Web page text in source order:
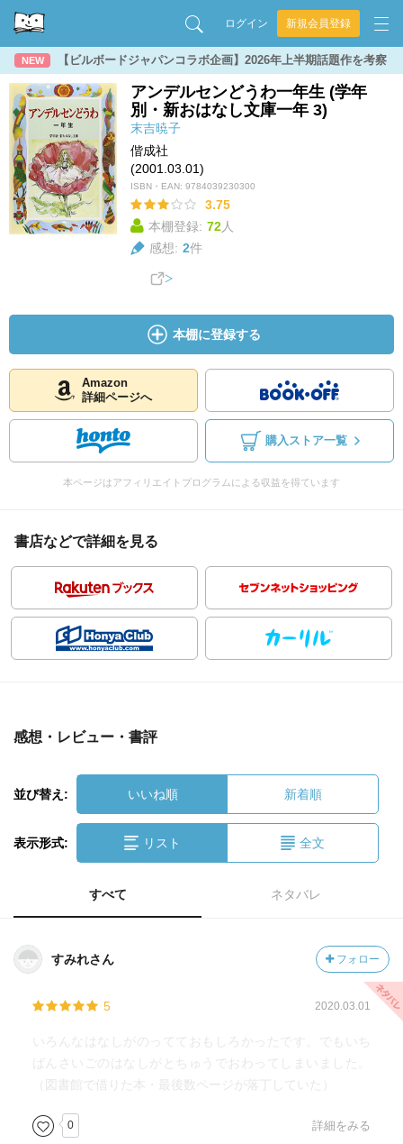
ログイン 新規会員登録
NEW 【ビルボードジャパンコラボ企画】2026年上半期話題作を考察
アンデルセンどうわ一年生 (学年
別・新おはなし文庫一年 3)
末吉暁子
偕成社
(2001.03.01)
ISBN・EAN: 9784039230300
3.75
本棚登録: 72人
感想: 2件
本棚に登録する
Amazon
詳細ページへ
購入ストア一覧
本ページはアフィリエイトプログラムによる収益を得ています
書店などで詳細を見る
感想・レビュー・書評
並び替え: いいね順 新着順
表示形式: リスト 全文
すべて ネタバレ
すみれさん フォロー
5 2020.03.01
いろんなはなしがのってておもしろかったです。でもいち
ばんさいごのはなしがとちゅうでおわってしまいました。
（図書館で借りた本・最後数ページが落丁していた）
0 詳細をみる